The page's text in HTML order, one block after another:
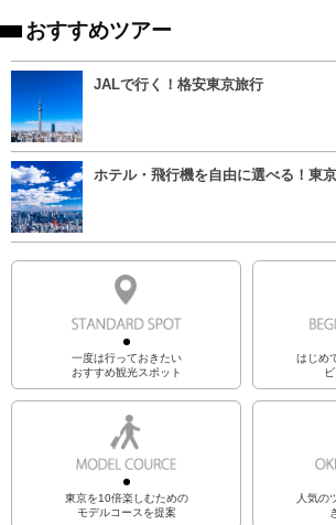
おすすめツアー
JALで行く！格安東京旅行
ホテル・飛行機を自由に選べる！東
一度は行っておきたい
おすすめ観光スポット
はじめ
東京を10倍楽しむための
モデルコースを提案
人気の